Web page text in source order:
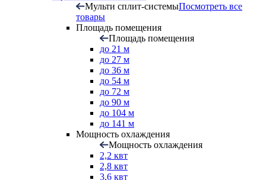
Мульти сплит-системыПосмотреть все
товары
Площадь помещения
Площадь помещения
до 21 м
до 27 м
до 36 м
до 54 м
до 72 м
до 90 м
до 104 м
до 141 м
Мощность охлаждения
Мощность охлаждения
2,2 квт
2,8 квт
3,6 квт